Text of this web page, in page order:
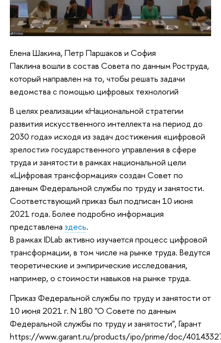
Елена Шакина, Петр Паршаков и София
Паклина вошли в состав Совета по данным Роструда,
который направлен на то, чтобы решать задачи
ведомства с помощью цифровых технологий
В целях реализации «Национальной стратегии
развития искусственного интеллекта на период до
2030 года» исходя из задач достижения «цифровой
зрелости» государственного управления в сфере
труда и занятости в рамках национальной цели
«Цифровая трансформация» создан Совет по
данным Федеральной службы по труду и занятости.
Соответствующий приказ был подписан 10 июня
2021 года. Более подробно информация
представлена здесь.
В рамках IDLab активно изучается процесс цифровой
трансформации, в том числе на рынке труда. Ведутся
теоретические и эмпирические исследования,
например, о стоимости навыков на рынке труда.
Приказ Федеральной службы по труду и занятости от
10 июня 2021 г. N 180 "О Совете по данным
Федеральной службы по труду и занятости", Гарант
https://www.garant.ru/products/ipo/prime/doc/